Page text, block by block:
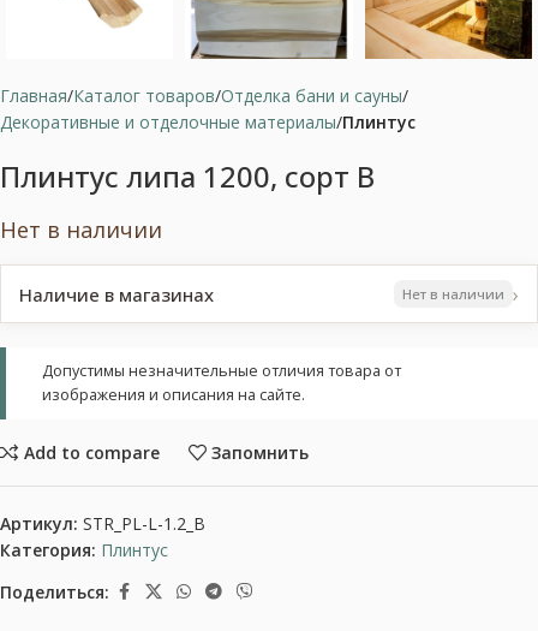
Главная Каталог товаров Отделка бани и сауны
Декоративные и отделочные материалы Плинтус
Плинтус липа 1200, сорт В
Нет в наличии
Наличие в магазинах Нет в наличии ›
Допустимы незначительные отличия товара от
изображения и описания на сайте.
Add to compare Запомнить
Артикул: STR_PL-L-1.2_B
Категория: Плинтус
Поделиться: